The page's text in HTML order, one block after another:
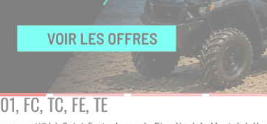
FC, TC, FE, TE